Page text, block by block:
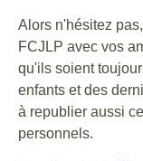
Alors n'hésitez
FCJLP avec vos
qu'ils soient
enfants et des
à republier aussi
personnels.